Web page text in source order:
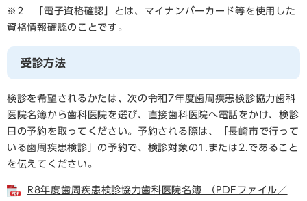
※2 「電子資格確認」とは、マイナンバーカード等を使用した
資格情報確認のことです。
受診方法
検診を希望されるかたは、次の令和7年度歯周疾患検診協力歯科
医院名簿から歯科医院を選び、直接歯科医院へ電話をかけ、検診
日の予約を取ってください。予約される際は、「長崎市で行って
いる歯周疾患検診」の予約で、検診対象の1.または2.であること
を伝えてください。
R8年度歯周疾患検診協力歯科医院名簿 （PDFファイル／